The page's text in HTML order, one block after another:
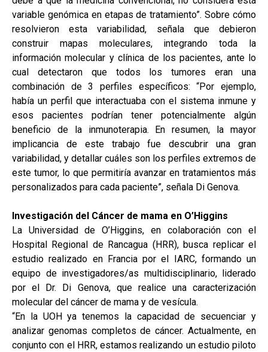
variable genómica en etapas de tratamiento”. Sobre cómo
resolvieron esta variabilidad, señala que debieron
construir mapas moleculares, integrando toda la
información molecular y clínica de los pacientes, ante lo
cual detectaron que todos los tumores eran una
combinación de 3 perfiles específicos: “Por ejemplo,
había un perfil que interactuaba con el sistema inmune y
esos pacientes podrían tener potencialmente algún
beneficio de la inmunoterapia. En resumen, la mayor
implicancia de este trabajo fue descubrir una gran
variabilidad, y detallar cuáles son los perfiles extremos de
este tumor, lo que permitiría avanzar en tratamientos más
personalizados para cada paciente”, señala Di Genova.
Investigación del Cáncer de mama en O’Higgins
La Universidad de O’Higgins, en colaboración con el
Hospital Regional de Rancagua (HRR), busca replicar el
estudio realizado en Francia por el IARC, formando un
equipo de investigadores/as multidisciplinario, liderado
por el Dr. Di Genova, que realice una caracterización
molecular del cáncer de mama y de vesícula.
“En la UOH ya tenemos la capacidad de secuenciar y
analizar genomas completos de cáncer. Actualmente, en
conjunto con el HRR, estamos realizando un estudio piloto